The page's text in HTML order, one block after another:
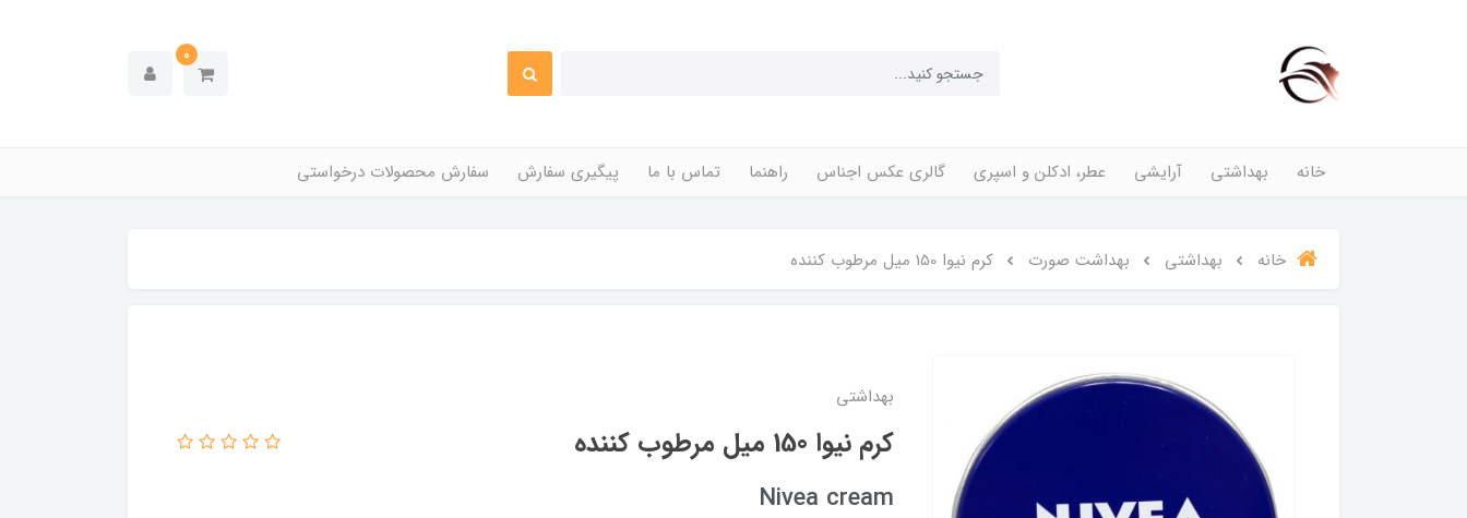
0
خانه بهداشتی آرایشی عطر، ادکلن و اسپری گالری عکس اجناس راهنما تماس با ما پیگیری سفارش سفارش محصولات درخواستی
خانه بهداشتی بهداشت صورت کرم نیوا 150 میل مرطوب کننده
بهداشتی
کرم نیوا 150 میل مرطوب کننده
Nivea cream